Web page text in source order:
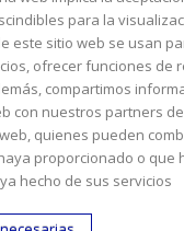
nº 14, 28925 Alcorcón
para la
este sitio web se usan
ofrecer funciones de
compartimos
con nuestros partners
quienes pueden
proporcionado o que
hecho de sus servicios